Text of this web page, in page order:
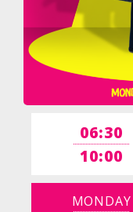
06:30
10:00
MONDAY